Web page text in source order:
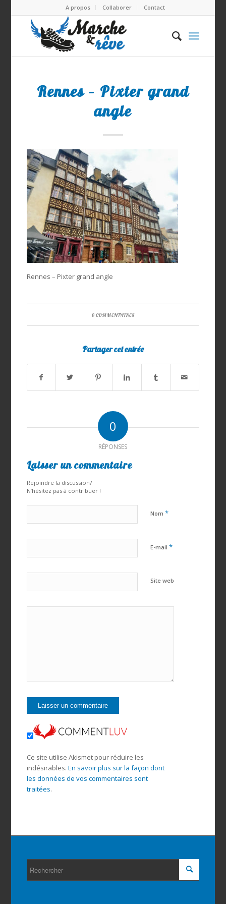
A propos Collaborer Contact
Rennes – Pixter grand
angle
Rennes – Pixter grand angle
0 COMMENTAIRES
Partager cet entrée
0
RÉPONSES
Laisser un commentaire
Rejoindre la discussion?
N’hésitez pas à contribuer !
Nom *
E-mail *
Site web
Ce site utilise Akismet pour réduire les
indésirables. En savoir plus sur la façon dont
les données de vos commentaires sont
traitées.